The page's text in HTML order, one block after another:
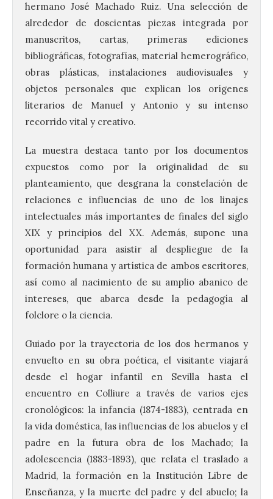
hermano José Machado Ruiz. Una selección de
alrededor de doscientas piezas integrada por
manuscritos, cartas, primeras ediciones
bibliográficas, fotografías, material hemerográfico,
obras plásticas, instalaciones audiovisuales y
objetos personales que explican los orígenes
literarios de Manuel y Antonio y su intenso
recorrido vital y creativo.
La muestra destaca tanto por los documentos
expuestos como por la originalidad de su
planteamiento, que desgrana la constelación de
relaciones e influencias de uno de los linajes
intelectuales más importantes de finales del siglo
XIX y principios del XX. Además, supone una
oportunidad para asistir al despliegue de la
formación humana y artística de ambos escritores,
así como al nacimiento de su amplio abanico de
intereses, que abarca desde la pedagogía al
folclore o la ciencia.
Guiado por la trayectoria de los dos hermanos y
envuelto en su obra poética, el visitante viajará
desde el hogar infantil en Sevilla hasta el
encuentro en Colliure a través de varios ejes
cronológicos: la infancia (1874-1883), centrada en
la vida doméstica, las influencias de los abuelos y el
padre en la futura obra de los Machado; la
adolescencia (1883-1893), que relata el traslado a
Madrid, la formación en la Institución Libre de
Enseñanza, y la muerte del padre y del abuelo; la